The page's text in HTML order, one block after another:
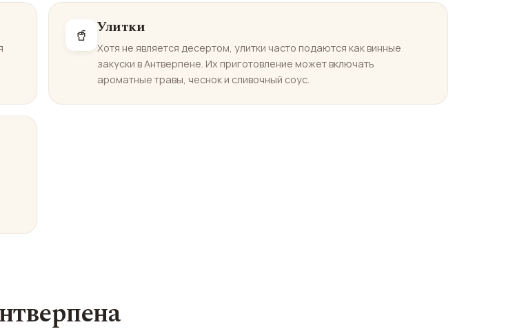
🥤 Улитки
Хотя не является десертом, улитки часто подаются как винные
закуски в Антверпене. Их приготовление может включать
ароматные травы, чеснок и сливочный соус.